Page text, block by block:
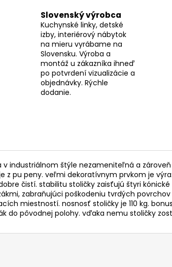
Slovenský výrobca
Kuchynské linky, detské
izby, interiérový nábytok
na mieru vyrábame na
Slovensku. Výroba a
montáž u zákazníka ihneď
po potvrdení vizualizácie a
objednávky. Rýchle
dodanie.
industriálnom štýle nezameniteľná a
pu peny. veľmi dekoratívnym prvkom je
čistí. stabilitu stoličky zaisťujú štyri
zabraňujúci poškodeniu tvrdých
miestností. nosnosť stoličky je 110 kg.
do pôvodnej polohy. vďaka nemu stoličky